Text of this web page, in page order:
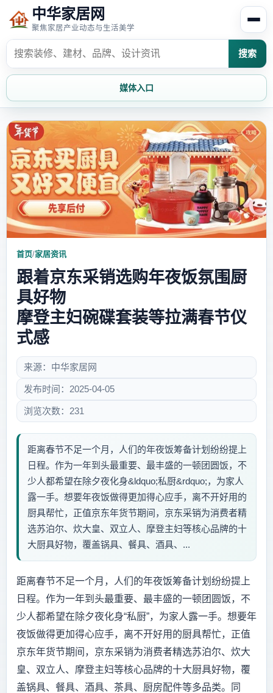
中华家居网
聚焦家居产业动态与生活美学
搜索
媒体入口
首页 家居资讯
家居风水 家居欣赏
时尚饰家 装修设计
家具知识 家居文化
家装攻略
首页/家居资讯
跟着京东采销选购年夜饭氛围厨
具好物
摩登主妇碗碟套装等拉满春节仪
式感
来源：中华家居网
发布时间：2025-04-05
浏览次数：231
距离春节不足一个月，人们的年夜饭筹备计划纷纷提上
日程。作为一年到头最重要、最丰盛的一顿团圆饭，不
少人都希望在除夕夜化身&ldquo;私厨&rdquo;，为家人
露一手。想要年夜饭做得更加得心应手，离不开好用的
厨具帮忙，正值京东年货节期间，京东采销为消费者精
选苏泊尔、炊大皇、双立人、摩登主妇等核心品牌的十
大厨具好物，覆盖锅具、餐具、酒具、...
距离春节不足一个月，人们的年夜饭筹备计划纷纷提上
日程。作为一年到头最重要、最丰盛的一顿团圆饭，不
少人都希望在除夕夜化身“私厨”，为家人露一手。想要年
夜饭做得更加得心应手，离不开好用的厨具帮忙，正值
京东年货节期间，京东采销为消费者精选苏泊尔、炊大
皇、双立人、摩登主妇等核心品牌的十大厨具好物，覆
盖锅具、餐具、酒具、茶具、厨房配件等多品类。同